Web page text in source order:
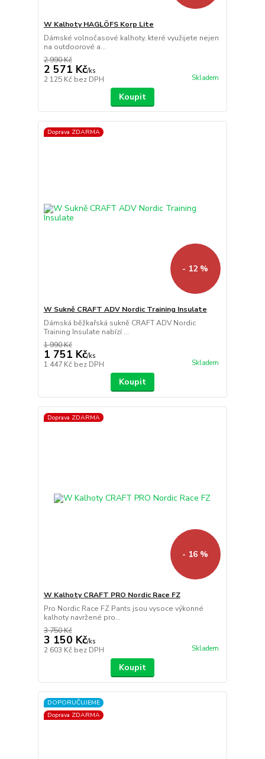
W Kalhoty HAGLÖFS Korp Lite
Dámské volnočasové kalhoty, které využijete nejen
na outdoorové a...
2 990 Kč
2 571 Kč/ks
2 125 Kč bez DPH Skladem
Koupit
Doprava ZDARMA
- 12 %
W Sukně CRAFT ADV Nordic Training Insulate
Dámská běžkařská sukně CRAFT ADV Nordic
Training Insulate nabízí ...
1 990 Kč
1 751 Kč/ks
1 447 Kč bez DPH Skladem
Koupit
Doprava ZDARMA
- 16 %
W Kalhoty CRAFT PRO Nordic Race FZ
Pro Nordic Race FZ Pants jsou vysoce výkonné
kalhoty navržené pro...
3 750 Kč
3 150 Kč/ks
2 603 Kč bez DPH Skladem
Koupit
DOPORUČUJEME
Doprava ZDARMA